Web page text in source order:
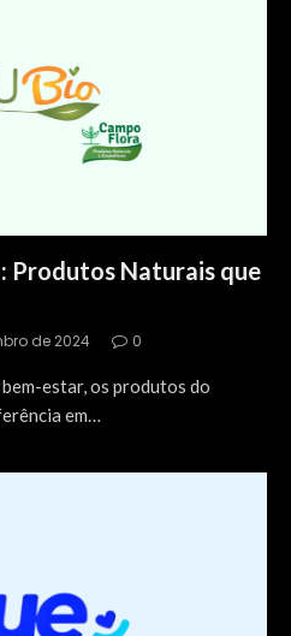
Produtos Naturais que
de 2024 0
estar, os produtos do
em…